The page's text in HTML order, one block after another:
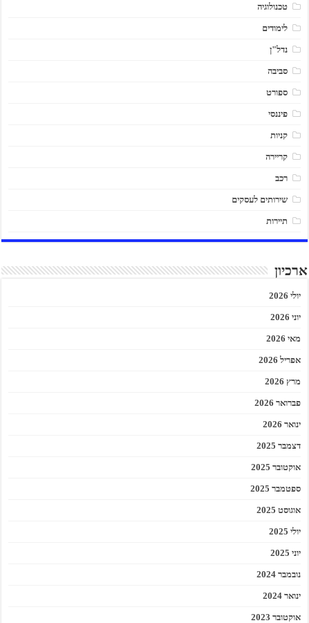
טכנולוגיה
לימודים
נדל"ן
סביבה
ספורט
פיננסי
קניות
קריירה
רכב
שירותים לעסקים
תיירות
ארכיון
יולי 2026
יוני 2026
מאי 2026
אפריל 2026
מרץ 2026
פברואר 2026
ינואר 2026
דצמבר 2025
אוקטובר 2025
ספטמבר 2025
אוגוסט 2025
יולי 2025
יוני 2025
נובמבר 2024
ינואר 2024
אוקטובר 2023